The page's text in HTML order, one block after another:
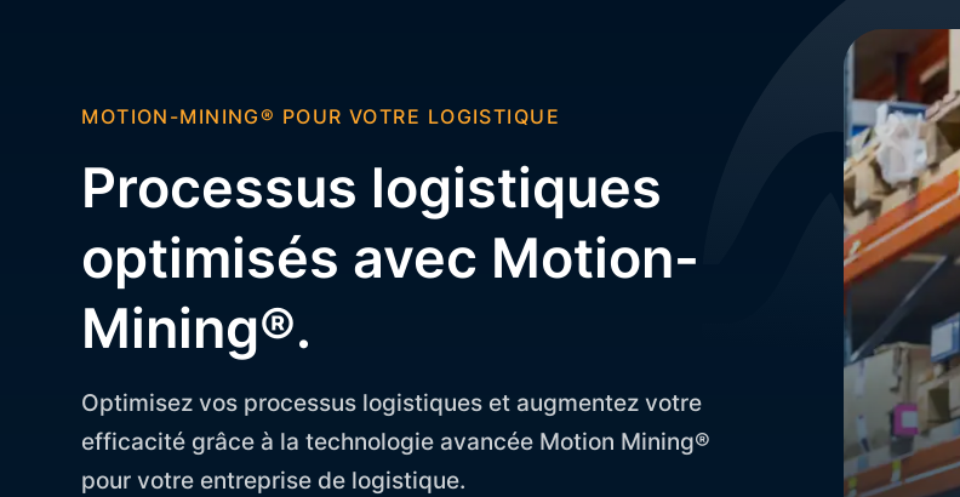
MOTION-MINING® POUR VOTRE LOGISTIQUE
Processus logistiques
optimisés avec Motion-
Mining®.
Optimisez vos processus logistiques et augmentez votre
efficacité grâce à la technologie avancée Motion Mining®
pour votre entreprise de logistique.